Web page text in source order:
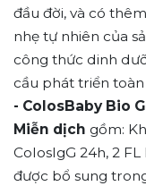
đầu đời, và có
nhẹ tự nhiên của
công thức dinh
cầu phát triển
- ColosBaby Bio
Miễn dịch gồm:
ColosIgG 24h, 2
được bổ sung